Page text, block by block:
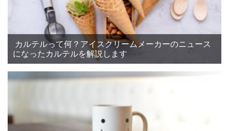
カルテルって何？アイスクリームメーカーのニュース
になったカルテルを解説します